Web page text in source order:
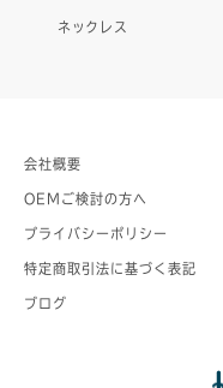
ネックレス
会社概要
OEMご検討の方へ
プライバシーポリシー
特定商取引法に基づく表記
ブログ